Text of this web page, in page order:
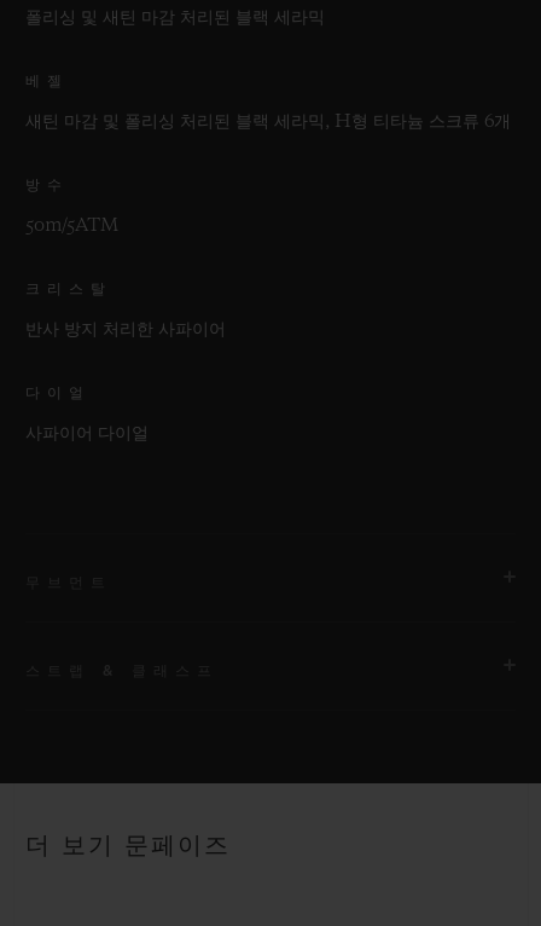
폴리싱 및 새틴 마감 처리된 블랙 세라믹
베젤
새틴 마감 및 폴리싱 처리된 블랙 세라믹, H형 티타늄 스크류 6개
방수
50m/5ATM
크리스탈
반사 방지 처리한 사파이어
다이얼
사파이어 다이얼
약 48시간
스트랩
더 보기 문페이즈